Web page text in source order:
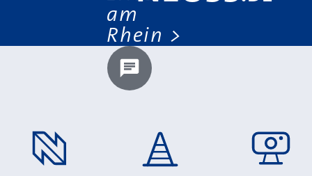
am
Rhein
Chatbot laden?